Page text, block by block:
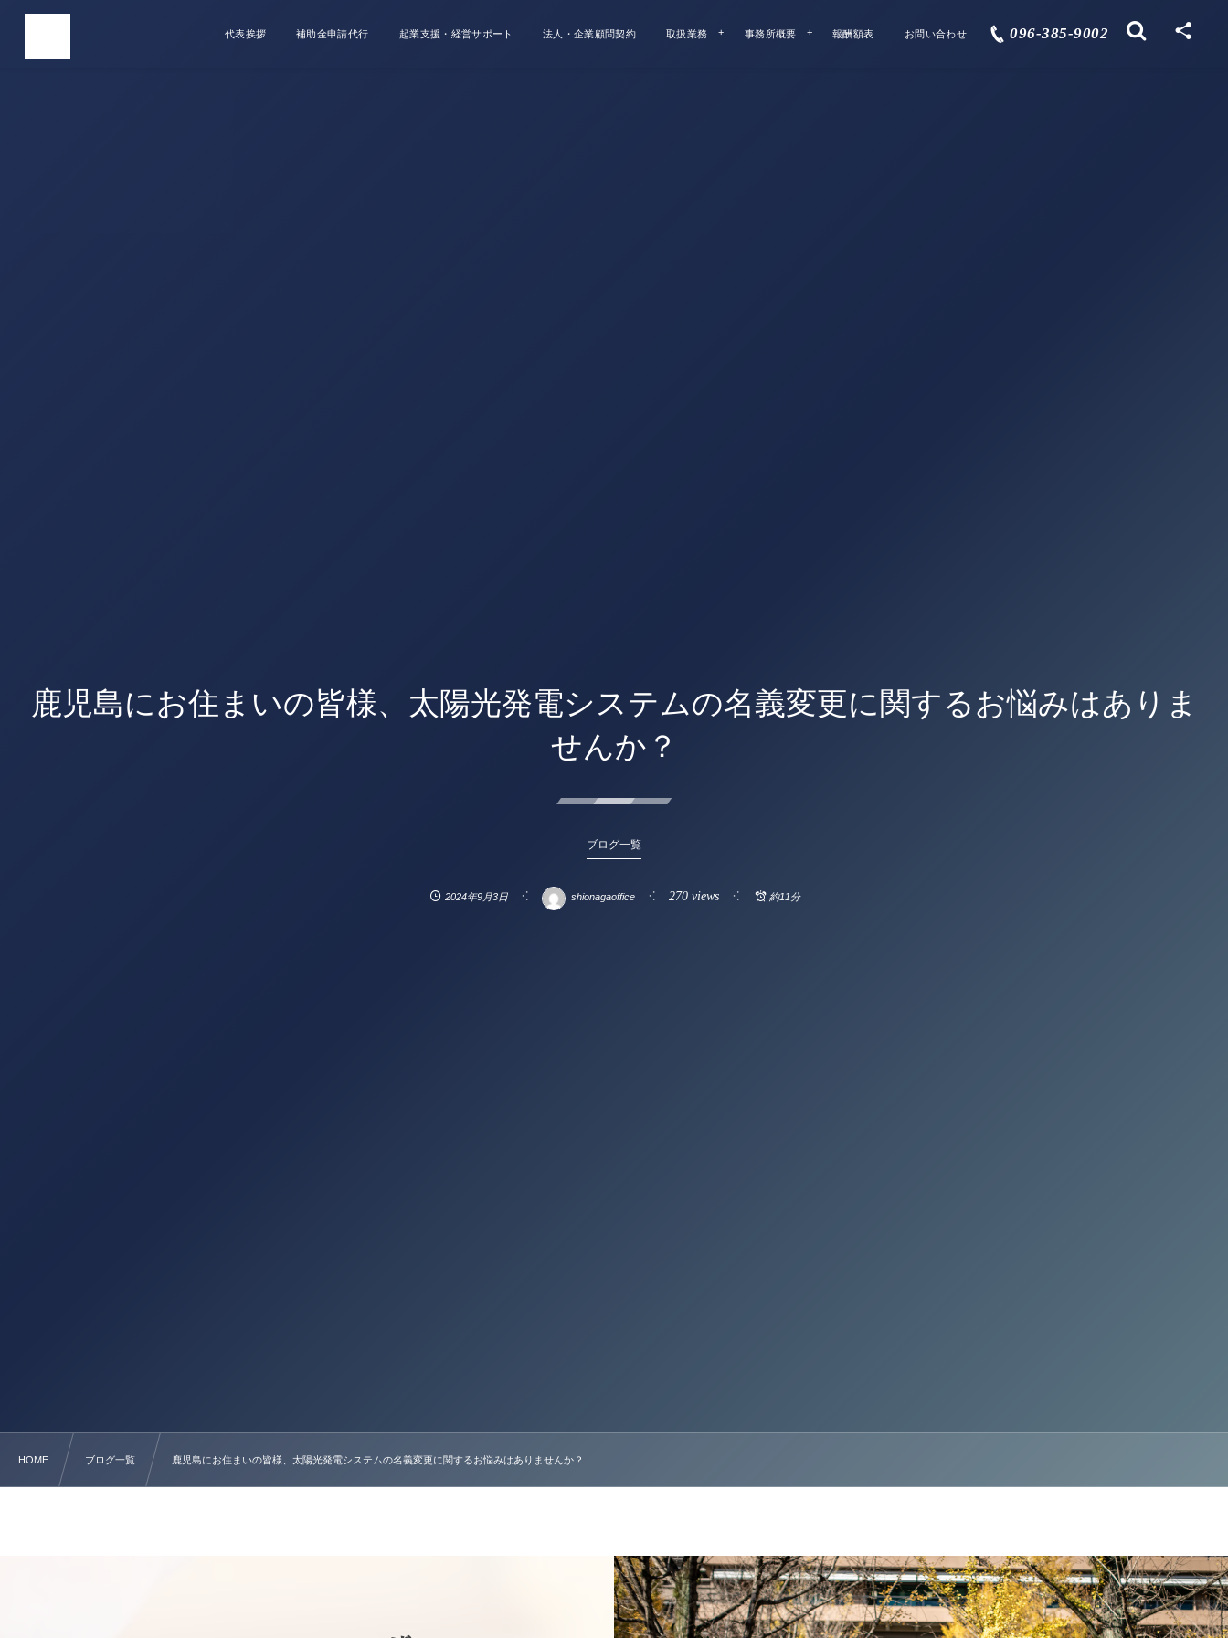
代表挨拶 補助金申請代行 起業支援・経営サポート 法人・企業顧問契約 取扱業務 事務所概要 報酬額表 お問い合わせ 096-385-9002
鹿児島にお住まいの皆様、太陽光発電システムの名義変更に関するお悩みはありま
せんか？
ブログ一覧
2024年9月3日 shionagaoffice 270 views 約11分
HOME ブログ一覧 鹿児島にお住まいの皆様、太陽光発電システムの名義変更に関するお悩みはありませんか？